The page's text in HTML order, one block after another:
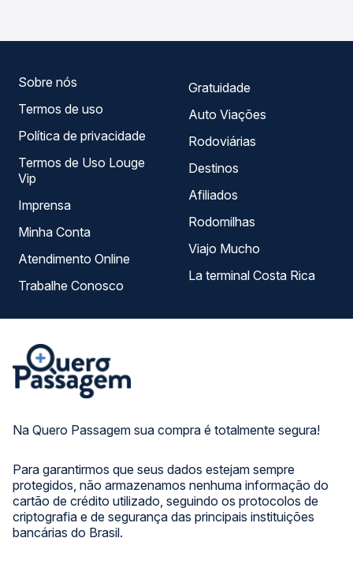
Na Quero Passagem sua compra é totalmente segura!
Para garantirmos que seus dados estejam sempre
protegidos, não armazenamos nenhuma informação do
cartão de crédito utilizado, seguindo os protocolos de
criptografia e de segurança das principais instituições
bancárias do Brasil.
Sobre nós
Termos de uso
Política de privacidade
Termos de Uso Louge
Vip
Imprensa
Minha Conta
Atendimento Online
Trabalhe Conosco
Gratuidade
Auto Viações
Rodoviárias
Destinos
Afiliados
Rodomilhas
Viajo Mucho
La terminal Costa Rica